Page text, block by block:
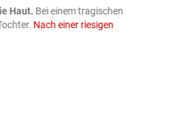
Haut. Bei einem tragischen
Nach einer riesigen